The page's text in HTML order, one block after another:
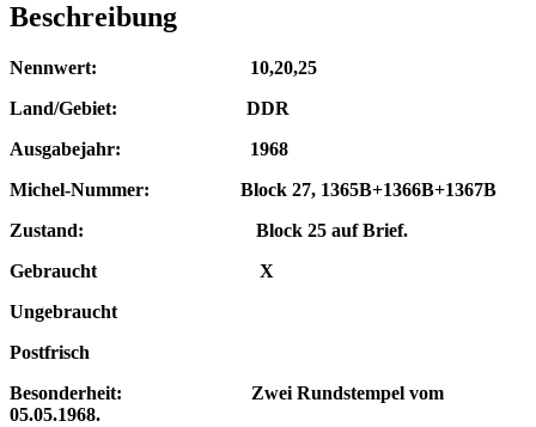
Beschreibung
Nennwert: 10,20,25
Land/Gebiet: DDR
Ausgabejahr: 1968
Michel-Nummer: Block 27, 1365B+1366B+1367B
Zustand: Block 25 auf Brief.
Gebraucht X
Ungebraucht
Postfrisch
Besonderheit:
Zwei Rundstempel vom
05.05.1968.